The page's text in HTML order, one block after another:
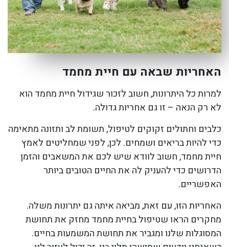
האחריות שבאה עם חיית מחמד
למרות כל היתרונות, חשוב לזכור שגידול חיית מחמד הוא
לא רק הנאה – זו גם אחריות גדולה.
כלבים וחתולים זקוקים לטיפול, תשומת לב ותזונה מתאימה
כדי להיות בריאים ושמחים. לכן, לפני שמחליטים לאמץ
חיית מחמד, חשוב לוודא שיש לכם את המשאבים והזמן
הדרושים כדי להעניק לה את החיים הטובים ביותר
האפשריים.
האחריות הזו, עם זאת, מביאה איתה גם יתרונות משלה.
מחקרים הראו שטיפול בחיית מחמד מחזק את תחושת
המסוגלות שלנו ומגביר את תחושת המשמעות בחיים.